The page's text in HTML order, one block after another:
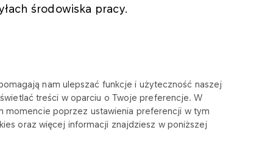
nam ulepszać funkcje i użyteczność naszej
treści w oparciu o Twoje preferencje. W
momencie poprzez ustawienia preferencji w tym
oraz więcej informacji znajdziesz w poniższej
środowiska pracy.